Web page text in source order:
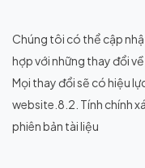
Chúng tôi có thể cập
hợp với những thay đổi
Mọi thay đổi sẽ có hiệu
website.8.2. Tính chính
phiên bản tài liệu